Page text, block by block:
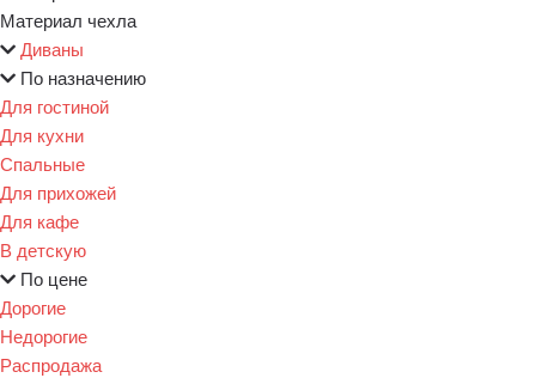
Материал чехла
Диваны
По назначению
Для гостиной
Для кухни
Спальные
Для прихожей
Для кафе
В детскую
По цене
Дорогие
Недорогие
Распродажа